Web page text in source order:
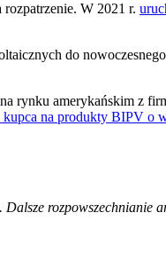
rozpatrzenie. W 2021 r.
do
rynku amerykańskim
kupca na produkty BIPV o
rozpowszechnianie